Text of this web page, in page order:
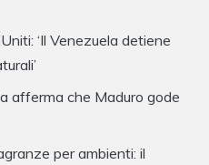
‘Il Venezuela detiene
afferma che Maduro gode
per ambienti: il